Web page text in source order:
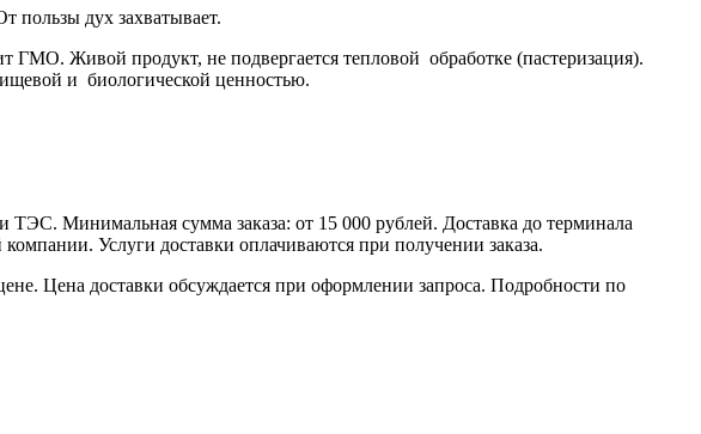
дух захватывает.
Живой продукт, не подвергается тепловой обработке (пастеризация).
и биологической ценностью.
Минимальная сумма заказа: от 15 000 рублей. Доставка до терминала
Услуги доставки оплачиваются при получении заказа.
Цена доставки обсуждается при оформлении запроса. Подробности по